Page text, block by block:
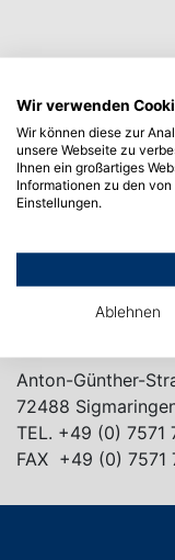
CAMPUS
FAX +49 (0)
Anton-Günther-
72488
TEL. +49 (0) 7571
FAX +49 (0) 7571
Wir verwenden
Wir können diese zur
unsere Webseite zu
Ihnen ein großartiges
Informationen zu den
Einstellungen.
Ablehnen